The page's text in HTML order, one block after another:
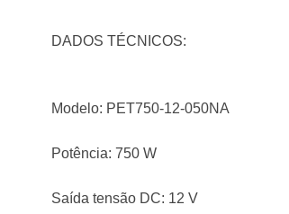
DADOS TÉCNICOS:
Modelo: PET750-12-050NA
Potência: 750 W
Saída tensão DC: 12 V